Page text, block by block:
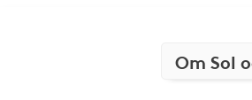
Om Sol